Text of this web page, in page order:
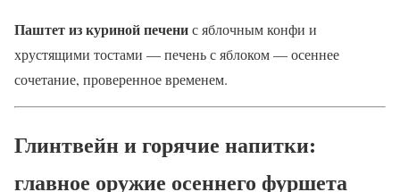
Паштет из куриной печенис яблочным конфи и
хрустящими тостами — печень с яблоком — осеннее
сочетание, проверенное временем.
Глинтвейн и горячие напитки:
главное оружие осеннего фуршета